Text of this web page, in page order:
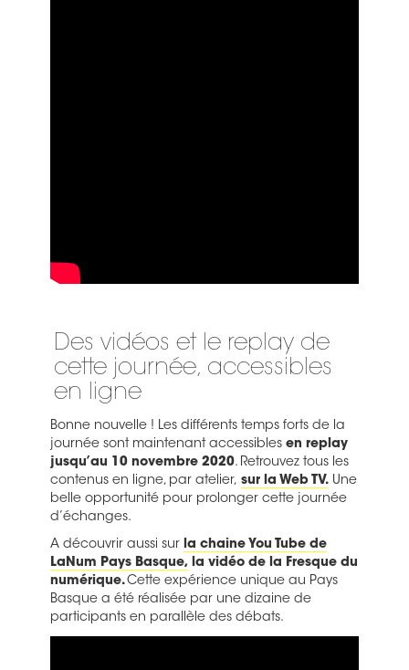
Des vidéos et le replay de
cette journée, accessibles
en ligne
Bonne nouvelle ! Les différents temps forts de la
journée sont maintenant accessibles en replay
jusqu’au 10 novembre 2020. Retrouvez tous les
contenus en ligne, par atelier, sur la Web TV. Une
belle opportunité pour prolonger cette journée
d’échanges.
A découvrir aussi sur la chaine You Tube de
LaNum Pays Basque, la vidéo de la Fresque du
numérique.Cette expérience unique au Pays
Basque a été réalisée par une dizaine de
participants en parallèle des débats.